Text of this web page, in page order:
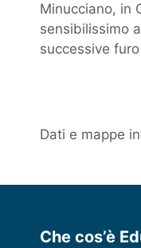
Minucciano, in
sensibilissimo
successive
Dati e mappe
Che cos’è